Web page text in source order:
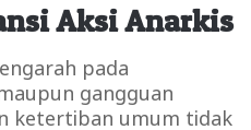
Aksi Anarkis
pada
gangguan
ketertiban umum tidak